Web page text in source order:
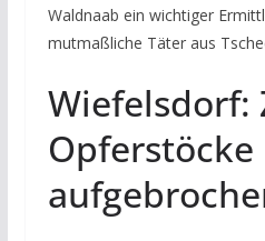
Waldnaab ein wichtiger
mutmaßliche Täter aus
Wiefelsdorf:
Opferstöcke